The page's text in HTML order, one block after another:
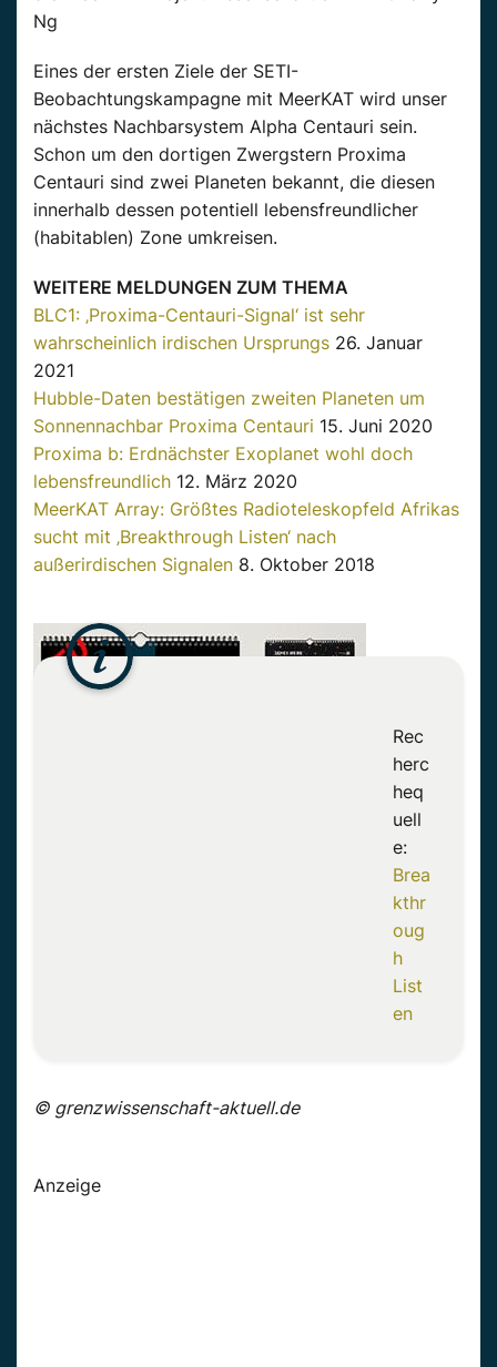
Ng
Eines der ersten Ziele der SETI-
Beobachtungskampagne mit MeerKAT wird unser
nächstes Nachbarsystem Alpha Centauri sein.
Schon um den dortigen Zwergstern Proxima
Centauri sind zwei Planeten bekannt, die diesen
innerhalb dessen potentiell lebensfreundlicher
(habitablen) Zone umkreisen.
WEITERE MELDUNGEN ZUM THEMA
BLC1: ‚Proxima-Centauri-Signal‘ ist sehr
wahrscheinlich irdischen Ursprungs 26. Januar
2021
Hubble-Daten bestätigen zweiten Planeten um
Sonnennachbar Proxima Centauri 15. Juni 2020
Proxima b: Erdnächster Exoplanet wohl doch
lebensfreundlich 12. März 2020
MeerKAT Array: Größtes Radioteleskopfeld Afrikas
sucht mit ‚Breakthrough Listen‘ nach
außerirdischen Signalen 8. Oktober 2018
Rec
herc
heq
uell
e:
Brea
kthr
oug
h
List
en
© grenzwissenschaft-aktuell.de
Anzeige